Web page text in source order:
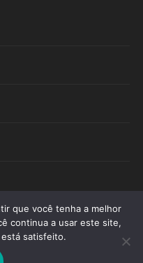
Foco. All rights
que você tenha a melhor
continua a usar este site,
satisfeito.